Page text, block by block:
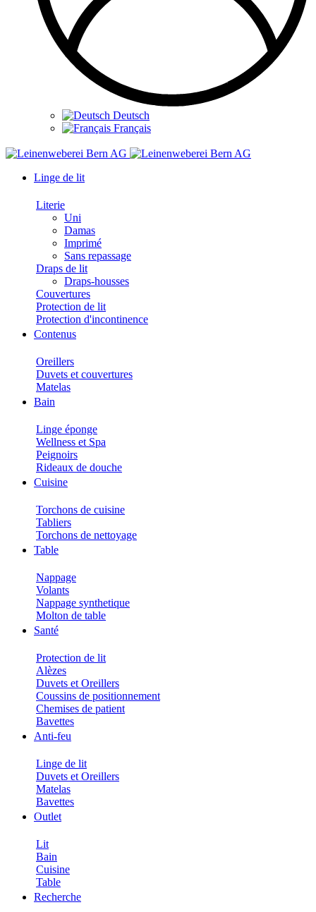
Deutsch
Français
Linge de lit
Literie
Uni
Damas
Imprimé
Sans repassage
Draps de lit
Draps-housses
Couvertures
Protection de lit
Protection d'incontinence
Contenus
Oreillers
Duvets et couvertures
Matelas
Bain
Linge éponge
Wellness et Spa
Peignoirs
Rideaux de douche
Cuisine
Torchons de cuisine
Tabliers
Torchons de nettoyage
Table
Nappage
Volants
Nappage synthetique
Molton de table
Santé
Protection de lit
Alèzes
Duvets et Oreillers
Coussins de positionnement
Chemises de patient
Bavettes
Anti-feu
Linge de lit
Duvets et Oreillers
Matelas
Bavettes
Outlet
Lit
Bain
Cuisine
Table
Recherche